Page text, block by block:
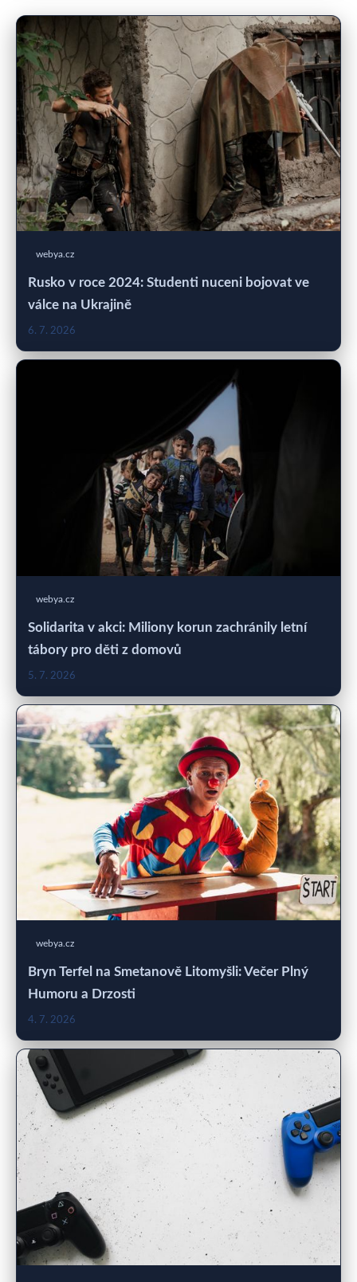
webya.cz
Rusko v roce 2024: Studenti nuceni bojovat ve
válce na Ukrajině
6. 7. 2026
webya.cz
Solidarita v akci: Miliony korun zachránily letní
tábory pro děti z domovů
5. 7. 2026
webya.cz
Bryn Terfel na Smetanově Litomyšli: Večer Plný
Humoru a Drzosti
4. 7. 2026